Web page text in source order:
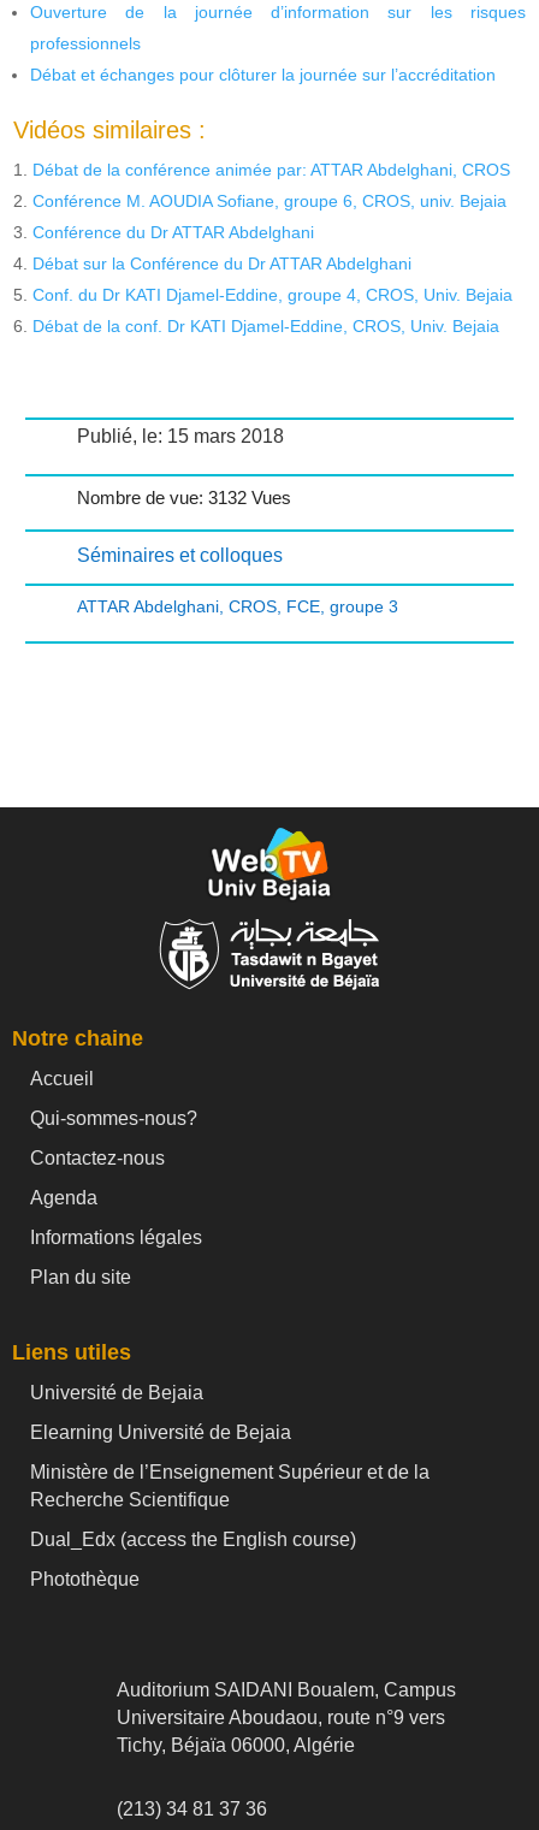
Ouverture de la journée d’information sur les risques
professionnels
Débat et échanges pour clôturer la journée sur l’accréditation
Vidéos similaires :
Débat de la conférence animée par: ATTAR Abdelghani, CROS
Conférence M. AOUDIA Sofiane, groupe 6, CROS, univ. Bejaia
Conférence du Dr ATTAR Abdelghani
Débat sur la Conférence du Dr ATTAR Abdelghani
Conf. du Dr KATI Djamel-Eddine, groupe 4, CROS, Univ. Bejaia
Débat de la conf. Dr KATI Djamel-Eddine, CROS, Univ. Bejaia
Publié, le: 15 mars 2018
Nombre de vue: 3132 Vues
Séminaires et colloques
ATTAR Abdelghani, CROS, FCE, groupe 3
Notre chaine
Accueil
Qui-sommes-nous?
Contactez-nous
Agenda
Informations légales
Plan du site
Liens utiles
Université de Bejaia
Elearning Université de Bejaia
Ministère de l’Enseignement Supérieur et de la
Recherche Scientifique
Dual_Edx (access the English course)
Photothèque
Auditorium SAIDANI Boualem, Campus
Universitaire Aboudaou, route n°9 vers
Tichy, Béjaïa 06000, Algérie
(213) 34 81 37 36